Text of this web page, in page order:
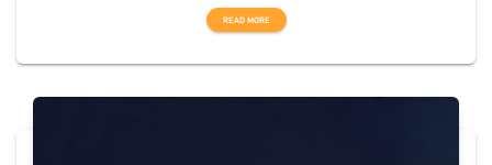
READ MORE